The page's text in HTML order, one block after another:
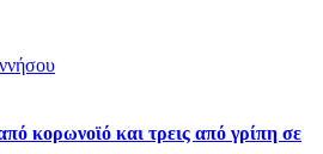
κορωνοϊό και τρεις από γρίπη σε